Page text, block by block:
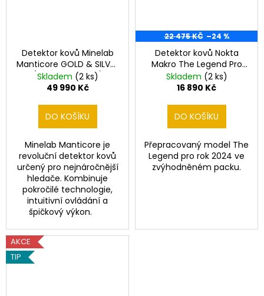
Detektor kovů Minelab
Manticore GOLD & SILVER
(3 sondy v ceně)
Skladem (2 ks)
49 990 Kč
DO KOŠÍKU
Minelab Manticore je
revoluční detektor kovů
určený pro nejnáročnější
hledače. Kombinuje
pokročilé technologie,
intuitivní ovládání a
špičkový výkon.
22 475 KČ –24 %
Detektor kovů Nokta
Makro The Legend Pro
Pack - model 2024
Skladem (2 ks)
16 890 Kč
DO KOŠÍKU
Přepracovaný model The
Legend pro rok 2024 ve
zvýhodněném packu.
AKCE
TIP